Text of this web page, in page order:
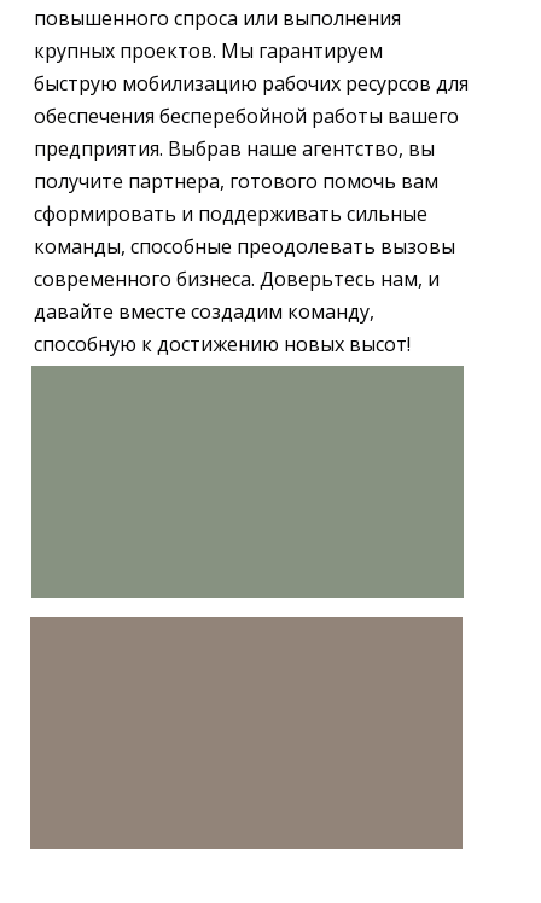
повышенного спроса или выполнения
крупных проектов. Мы гарантируем
быструю мобилизацию рабочих ресурсов для
обеспечения бесперебойной работы вашего
предприятия. Выбрав наше агентство, вы
получите партнера, готового помочь вам
сформировать и поддерживать сильные
команды, способные преодолевать вызовы
современного бизнеса. Доверьтесь нам, и
давайте вместе создадим команду,
способную к достижению новых высот!